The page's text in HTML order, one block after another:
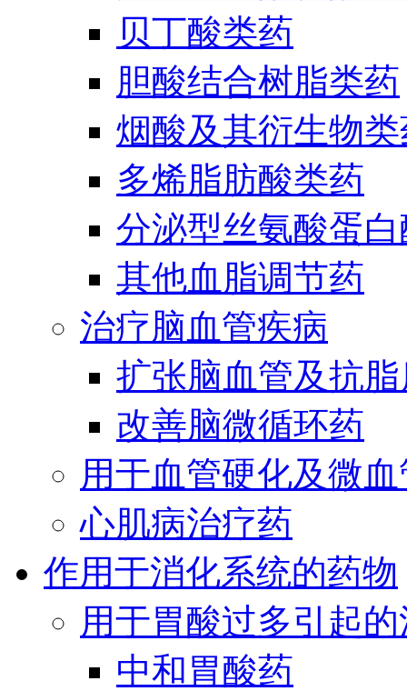
贝丁酸类药
胆酸结合树脂类药
烟酸及其衍生物
多烯脂肪酸类药
分泌型丝氨酸蛋
其他血脂调节药
治疗脑血管疾病
扩张脑血管及抗
改善脑微循环药
用于血管硬化及微
心肌病治疗药
作用于消化系统的药物
用于胃酸过多引起
中和胃酸药